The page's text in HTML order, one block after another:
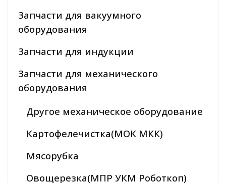
Запчасти для вакуумного
оборудования
Запчасти для индукции
Запчасти для механического
оборудования
Другое механическое оборудование
Картофелечистка(МОК МКК)
Мясорубка
Овощерезка(МПР УКМ Роботкоп)